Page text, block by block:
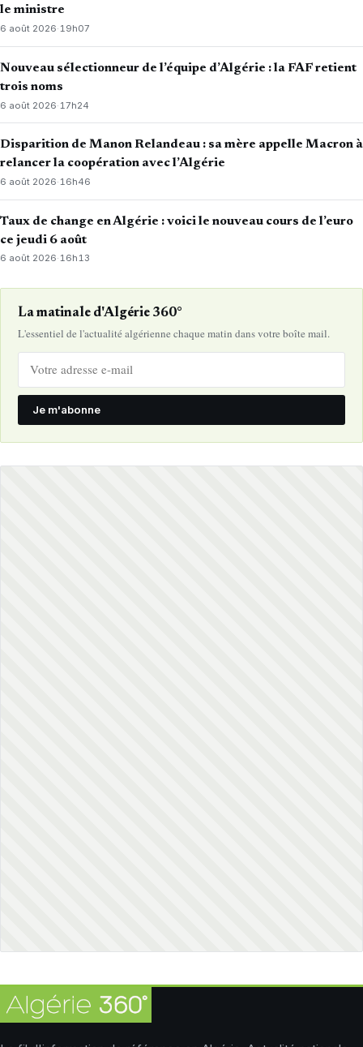
le ministre
6 août 2026·19h07
Nouveau sélectionneur de l’équipe d’Algérie : la FAF retient
trois noms
6 août 2026· 17h24
Disparition de Manon Relandeau : sa mère appelle Macron à
relancer la coopération avec l’Algérie
6 août 2026·16h46
Taux de change en Algérie : voici le nouveau cours de l’euro
ce jeudi 6 août
6 août 2026·16h13
La matinale d'Algérie 360°
L'essentiel de l'actualité algérienne chaque matin dans votre boîte mail.
Je m'abonne